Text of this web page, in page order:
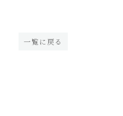
一覧に戻る